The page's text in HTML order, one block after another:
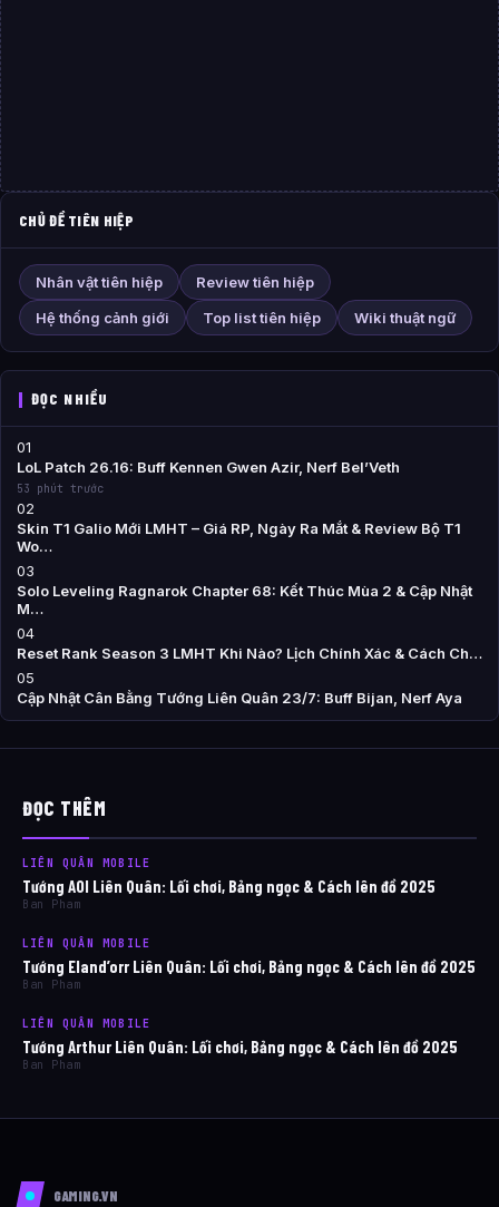
CHỦ ĐỀ TIÊN HIỆP
Nhân vật tiên hiệp
Review tiên hiệp
Hệ thống cảnh giới
Top list tiên hiệp Wiki thuật ngữ
ĐỌC NHIỀU
01
LoL Patch 26.16: Buff Kennen Gwen Azir, Nerf Bel’Veth
53 phút trước
02
Skin T1 Galio Mới LMHT – Giá RP, Ngày Ra Mắt & Review Bộ T1
Wo…
03
Solo Leveling Ragnarok Chapter 68: Kết Thúc Mùa 2 & Cập Nhật
M…
04
Reset Rank Season 3 LMHT Khi Nào? Lịch Chính Xác & Cách Ch…
05
Cập Nhật Cân Bằng Tướng Liên Quân 23/7: Buff Bijan, Nerf Aya
ĐỌC THÊM
LIÊN QUÂN MOBILE
Tướng AOI Liên Quân: Lối chơi, Bảng ngọc & Cách lên đồ 2025
Ban Pham
LIÊN QUÂN MOBILE
Tướng Eland’orr Liên Quân: Lối chơi, Bảng ngọc & Cách lên đồ 2025
Ban Pham
LIÊN QUÂN MOBILE
Tướng Arthur Liên Quân: Lối chơi, Bảng ngọc & Cách lên đồ 2025
Ban Pham
GAMING.VN